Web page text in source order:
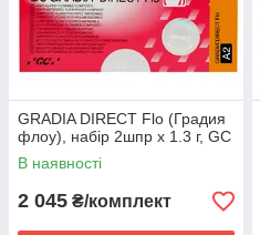
GRADIA DIRECT Flo (Градия
флоу), набір 2шпр x 1.3 г, GC
В наявності
2 045 ₴/комплект